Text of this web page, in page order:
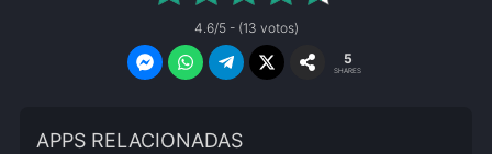
4.6/5 - (13 votos)
5
SHARES
APPS RELACIONADAS